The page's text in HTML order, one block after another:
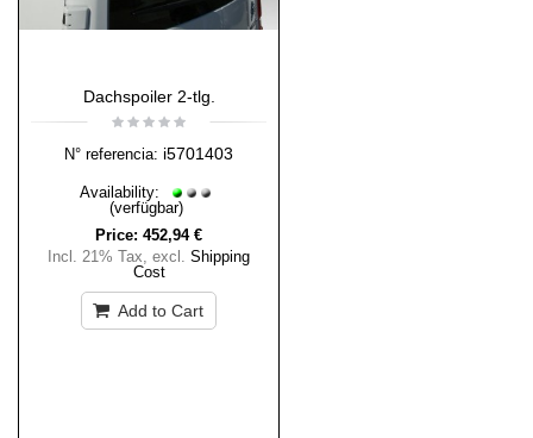
Dachspoiler 2-tlg.
N° referencia: i5701403
Availability:
(verfügbar)
Price: 452,94 €
Incl. 21% Tax, excl. Shipping
Cost
Add to Cart